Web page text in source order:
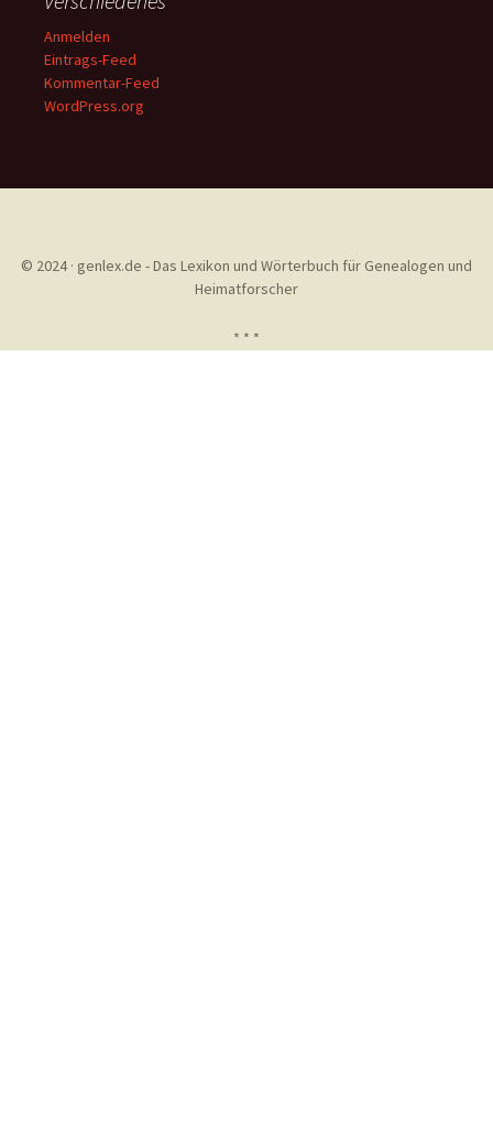
Anmelden
Eintrags-Feed
Kommentar-Feed
WordPress.org
© 2024 · genlex.de - Das Lexikon und Wörterbuch für Genealogen und
Heimatforscher
* * *